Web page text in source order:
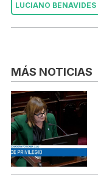
LUCIANO BENAVIDES
MÁS NOTICIAS